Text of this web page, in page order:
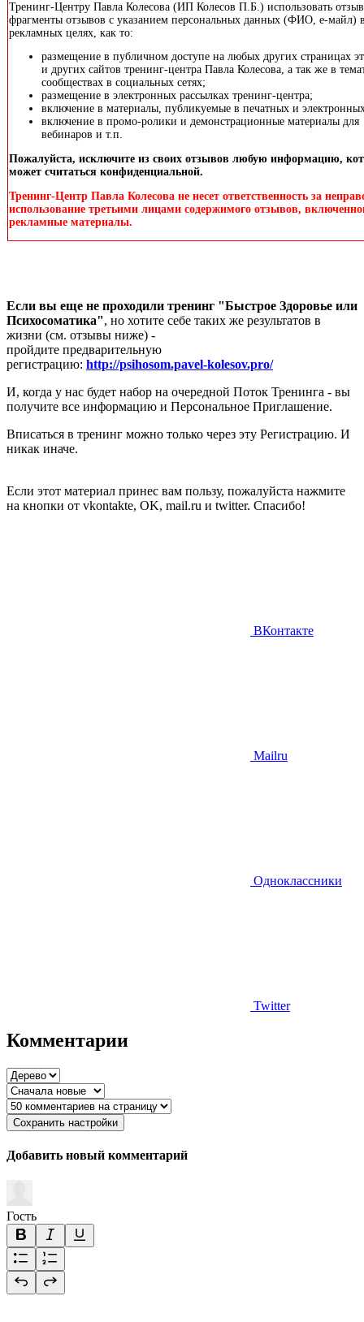
Тренинг-Центру Павла Колесова (ИП Колесов П.Б.) использовать
фрагменты отзывов с указанием персональных данных (ФИО, е-майл)
рекламных целях, как то:
размещение в публичном доступе на любых других страницах
и других сайтов тренинг-центра Павла Колесова, а так же в
сообществах в социальных сетях;
размещение в электронных рассылках тренинг-центра;
включение в материалы, публикуемые в печатных и
включение в промо-ролики и демонстрационные материалы для
вебинаров и т.п.
Пожалуйста, исключите из своих отзывов любую информацию,
может считаться конфиденциальной.
Тренинг-Центр Павла Колесова не несет ответственность за
использование третьими лицами содержимого отзывов,
рекламные материалы.
Если вы еще не проходили тренинг "Быстрое Здоровье или
Психосоматика", но хотите себе таких же результатов в
жизни (см. отзывы ниже) -
пройдите предварительную
регистрацию: http://psihosom.pavel-kolesov.pro/
И, когда у нас будет набор на очередной Поток Тренинга - вы
получите все информацию и Персональное Приглашение.
Вписаться в тренинг можно только через эту Регистрацию. И
никак иначе.
Если этот материал принес вам пользу, пожалуйста нажмите
на кнопки от vkontakte, OK, mail.ru и twitter. Спасибо!
ВКонтакте
Mailru
Одноклассники
Twitter
Комментарии
Сохранить настройки
Добавить новый комментарий
Гость